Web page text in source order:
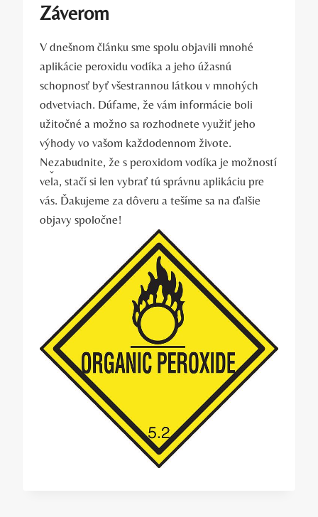
Záverom
V dnešnom článku sme spolu objavili mnohé
aplikácie peroxidu vodíka a jeho úžasnú
schopnosť byť všestrannou látkou v mnohých
odvetviach. Dúfame, že vám informácie boli
užitočné a možno sa rozhodnete využiť jeho
výhody vo vašom každodennom živote.
Nezabudnite, že s peroxidom vodíka je možností
veľa, stačí si len vybrať tú správnu aplikáciu pre
vás. Ďakujeme za dôveru a tešíme sa na ďalšie
objavy spoločne!